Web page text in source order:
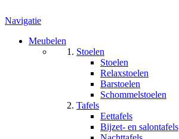
Navigatie
Meubelen
Stoelen
Stoelen
Relaxstoelen
Barstoelen
Schommelstoelen
Tafels
Eettafels
Bijzet- en salontafels